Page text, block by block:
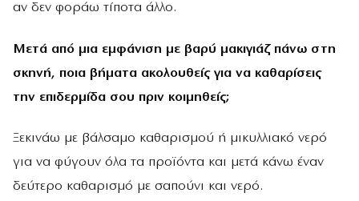
αν δεν φοράω τίποτα άλλο.
Μετά από μια εμφάνιση με βαρύ μακιγιάζ πάνω στη
σκηνή, ποια βήματα ακολουθείς για να καθαρίσεις
την επιδερμίδα σου πριν κοιμηθείς;
Ξεκινάω με βάλσαμο καθαρισμού ή μικυλλιακό νερό
για να φύγουν όλα τα προϊόντα και μετά κάνω έναν
δεύτερο καθαρισμό με σαπούνι και νερό.